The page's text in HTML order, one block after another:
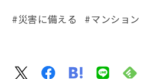
#災害に備える #マンション